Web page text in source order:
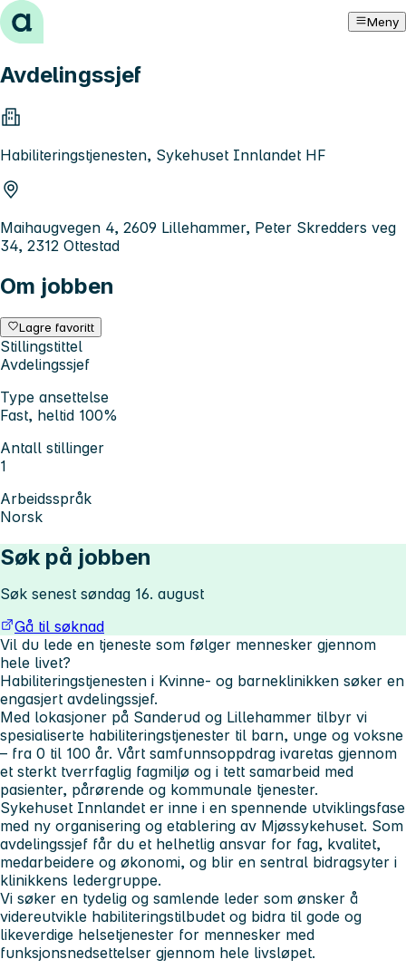
Hopp til innhold Meny
Avdelingssjef
Habiliteringstjenesten, Sykehuset Innlandet HF
Maihaugvegen 4, 2609 Lillehammer, Peter Skredders veg
34, 2312 Ottestad
Om jobben
Lagre favoritt
Stillingstittel
Avdelingssjef
Type ansettelse
Fast, heltid 100%
Antall stillinger
1
Arbeidsspråk
Norsk
Søk på jobben
Søk senest søndag 16. august
Gå til søknad
Vil du lede en tjeneste som følger mennesker gjennom
hele livet?
Habiliteringstjenesten i Kvinne- og barneklinikken søker en
engasjert avdelingssjef.
Med lokasjoner på Sanderud og Lillehammer tilbyr vi
spesialiserte habiliteringstjenester til barn, unge og voksne
– fra 0 til 100 år. Vårt samfunnsoppdrag ivaretas gjennom
et sterkt tverrfaglig fagmiljø og i tett samarbeid med
pasienter, pårørende og kommunale tjenester.
Sykehuset Innlandet er inne i en spennende utviklingsfase
med ny organisering og etablering av Mjøssykehuset. Som
avdelingssjef får du et helhetlig ansvar for fag, kvalitet,
medarbeidere og økonomi, og blir en sentral bidragsyter i
klinikkens ledergruppe.
Vi søker en tydelig og samlende leder som ønsker å
videreutvikle habiliteringstilbudet og bidra til gode og
likeverdige helsetjenester for mennesker med
funksjonsnedsettelser gjennom hele livsløpet.